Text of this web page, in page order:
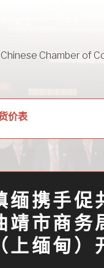
Chamber of
价表
缅携手
靖市商务
（上缅甸